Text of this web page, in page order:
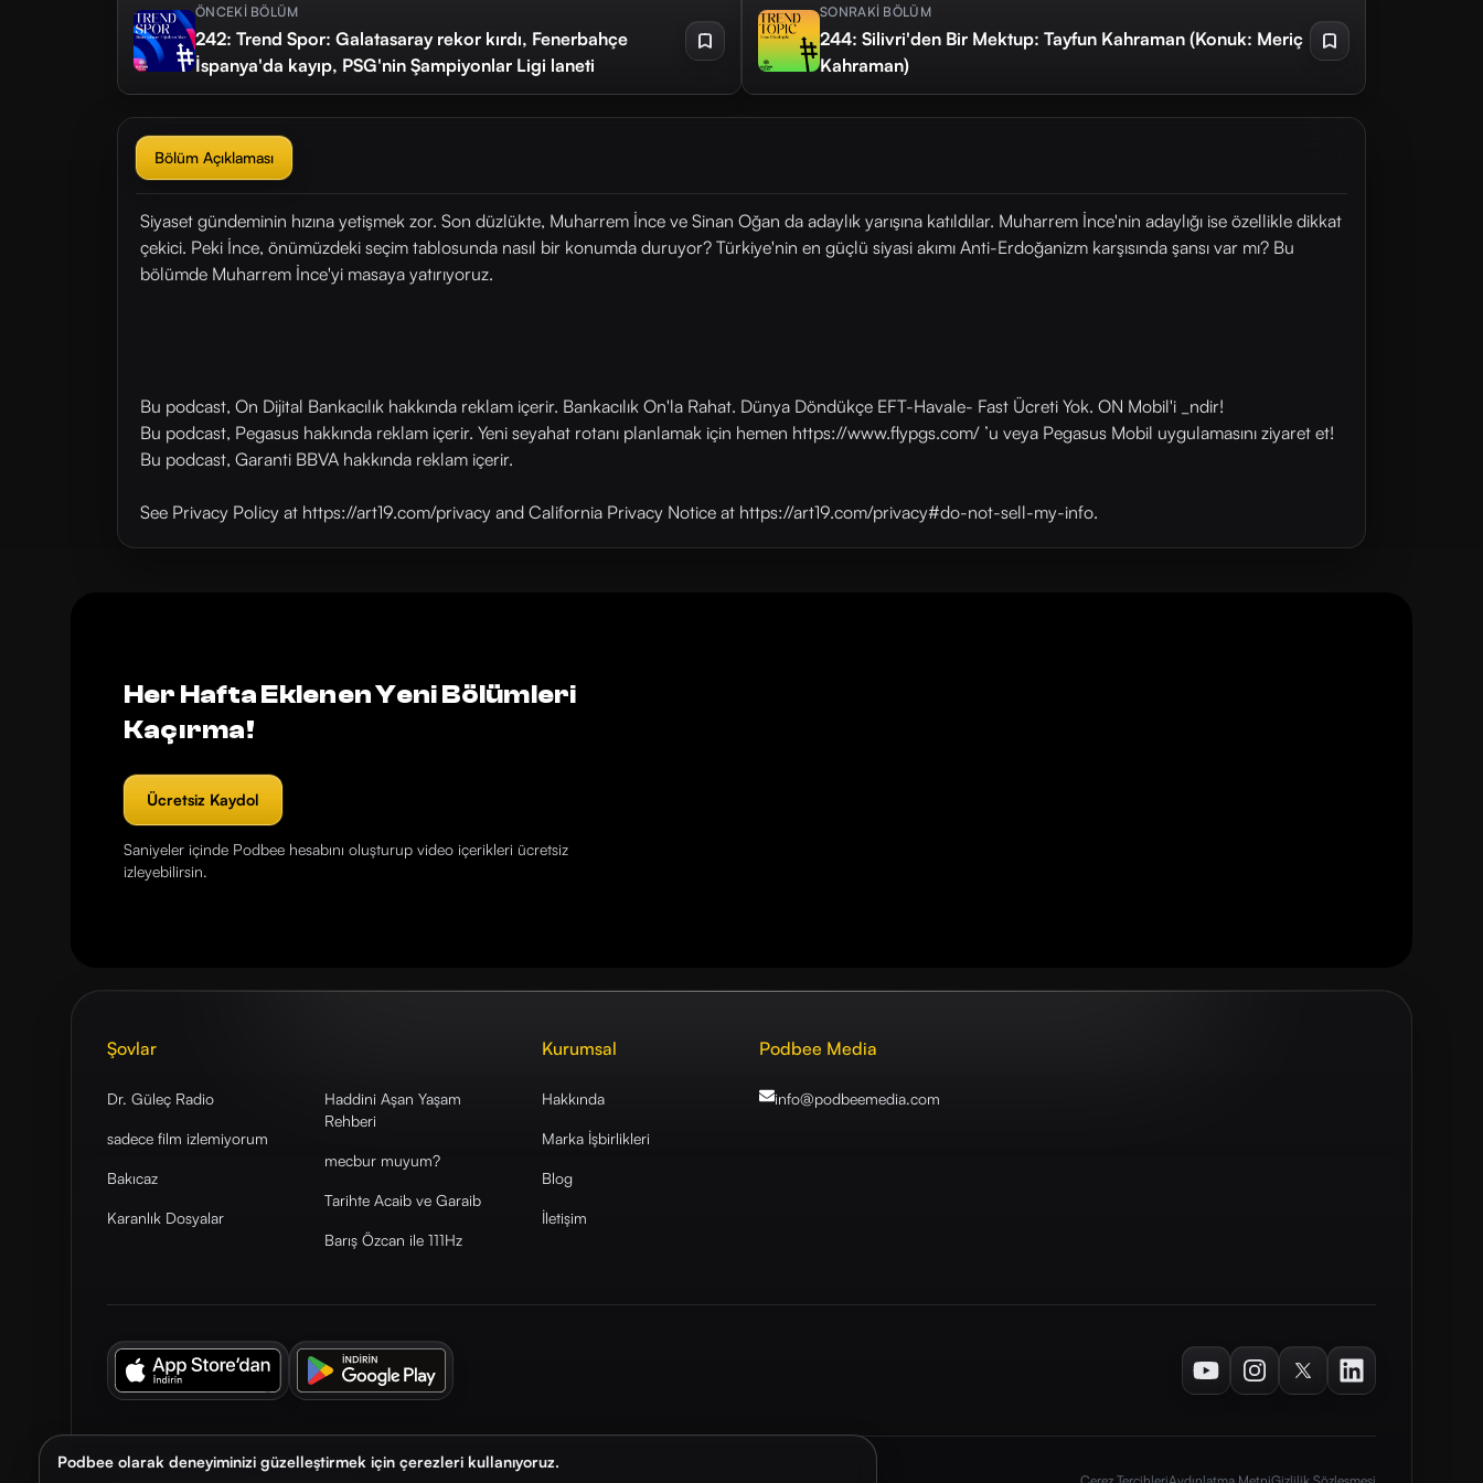
Podbee olarak deneyiminizi güzelleştirmek için çerezleri kullanıyoruz.
ÖNCEKİ BÖLÜM
242: Trend Spor: Galatasaray rekor kırdı, Fenerbahçe
İspanya'da kayıp, PSG'nin Şampiyonlar Ligi laneti
SONRAKİ BÖLÜM
244: Silivri'den Bir Mektup: Tayfun Kahraman (Konuk: Meriç
Kahraman)
Bölüm Açıklaması
Siyaset gündeminin hızına yetişmek zor. Son düzlükte, Muharrem İnce ve Sinan Oğan da adaylık yarışına katıldılar. Muharrem İnce'nin adaylığı ise özellikle dikkat
çekici. Peki İnce, önümüzdeki seçim tablosunda nasıl bir konumda duruyor? Türkiye'nin en güçlü siyasi akımı Anti-Erdoğanizm karşısında şansı var mı? Bu
bölümde Muharrem İnce'yi masaya yatırıyoruz.
Bu podcast, On Dijital Bankacılık hakkında reklam içerir. Bankacılık On'la Rahat. Dünya Döndükçe EFT-Havale- Fast Ücreti Yok. ON Mobil'i _ndir!
Bu podcast, Pegasus hakkında reklam içerir. Yeni seyahat rotanı planlamak için hemen https://www.flypgs.com/ ’u veya Pegasus Mobil uygulamasını ziyaret et!
Bu podcast, Garanti BBVA hakkında reklam içerir.
See Privacy Policy at https://art19.com/privacy and California Privacy Notice at https://art19.com/privacy#do-not-sell-my-info.
Her Hafta Eklenen Yeni Bölümleri
Kaçırma!
Ücretsiz Kaydol
Saniyeler içinde Podbee hesabını oluşturup video içerikleri ücretsiz
izleyebilirsin.
Şovlar
Dr. Güleç Radio
sadece film izlemiyorum
Bakıcaz
Karanlık Dosyalar
Haddini Aşan Yaşam
Rehberi
mecbur muyum?
Tarihte Acaib ve Garaib
Barış Özcan ile 111Hz
Kurumsal
Hakkında
Marka İşbirlikleri
Blog
İletişim
Podbee Media
info@podbeemedia.com
YoutubeInstagramTwitterLinkedIn